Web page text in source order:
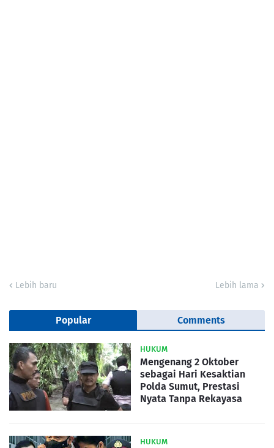
Lebih baru Lebih lama
Popular Comments
HUKUM
Mengenang 2 Oktober
sebagai Hari Kesaktian
Polda Sumut, Prestasi
Nyata Tanpa Rekayasa
HUKUM